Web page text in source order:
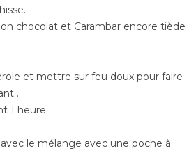
chocolat et Carambar encore tiède
et mettre sur feu doux pour faire
.
1 heure.
le mélange avec une poche à